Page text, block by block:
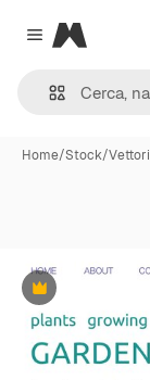
Close menu
Magnific
Home/Stock/Vettori
Premium